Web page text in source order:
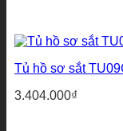
Tủ hồ sơ sắt
3.404.000₫